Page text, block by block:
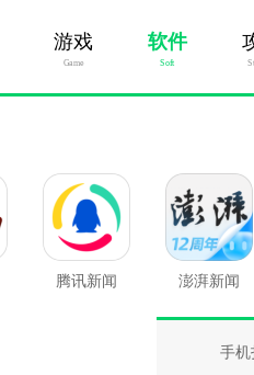
游戏
Game
软件
Soft
腾讯新闻 澎湃新闻
手